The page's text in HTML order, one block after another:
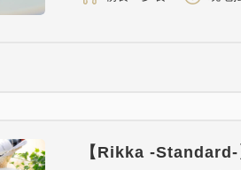
【Rikka -Standard-